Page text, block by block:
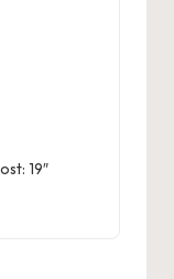
19″